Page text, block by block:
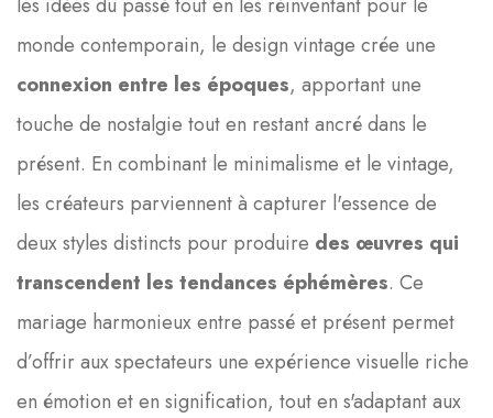
les idées du passé tout en les réinventant pour le
monde contemporain, le design vintage crée une
connexion entre les époques, apportant une
touche de nostalgie tout en restant ancré dans le
présent. En combinant le minimalisme et le vintage,
les créateurs parviennent à capturer l'essence de
deux styles distincts pour produire des œuvres qui
transcendent les tendances éphémères. Ce
mariage harmonieux entre passé et présent permet
d’offrir aux spectateurs une expérience visuelle riche
en émotion et en signification, tout en s'adaptant aux